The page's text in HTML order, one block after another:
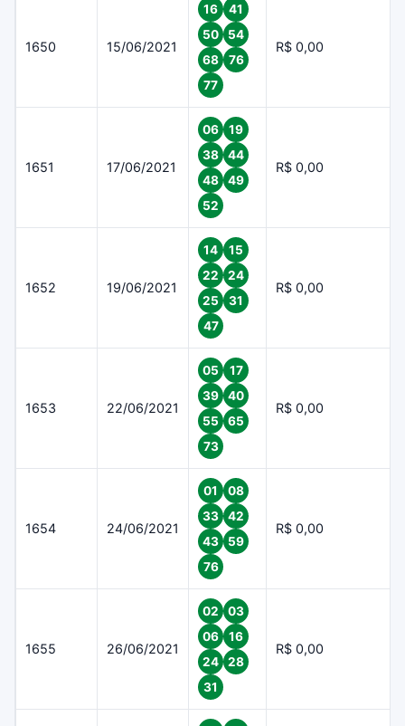
1650 15/06/2021
16
41
50
54
68
76
77
R$ 0,00
1651 17/06/2021
06
19
38
44
48
49
52
R$ 0,00
1652 19/06/2021
14
15
22
24
25
31
47
R$ 0,00
1653 22/06/2021
05
17
39
40
55
65
73
R$ 0,00
1654 24/06/2021
01
08
33
42
43
59
76
R$ 0,00
1655 26/06/2021
02
03
06
16
24
28
31
R$ 0,00